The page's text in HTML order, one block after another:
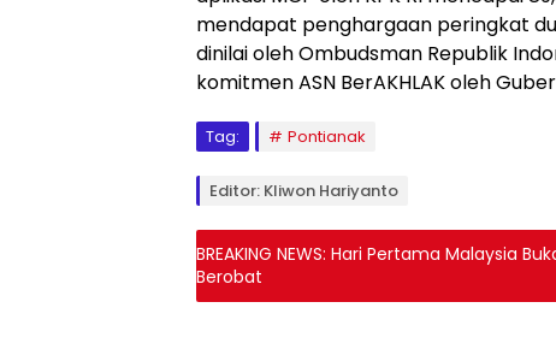
mendapat penghargaan peringkat
dinilai oleh Ombudsman Republik
komitmen ASN BerAKHLAK oleh
Tag: Pontianak
Editor: Kliwon Hariyanto
BREAKING NEWS: Hari Pertama Malaysia
Berobat